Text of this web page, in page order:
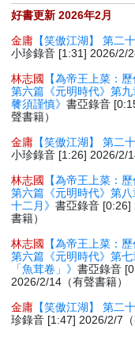
好書更新 2026年2月
金庸 【笑傲江湖】 第二
小珍錄音 [1:31] 2026/2/
林志國
【為帝王上菜：
第六篇《元明時代》第
餮須謹慎》書亞錄音
聲書籍）
金庸 【笑傲江湖】 第二
小珍錄音 [1:26] 2026/2/
林志國
【為帝王上菜：
第六篇《元明時代》第
十二月》書亞錄音
書籍）
林志國
【為帝王上菜：
第六篇《元明時代》第
「魚茸卷」》書亞錄音
2026/2/14（有聲書籍）
金庸 【笑傲江湖】 第二
珍錄音 [1:47] 2026/2/7（